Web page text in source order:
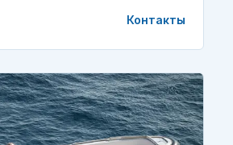
Контакты